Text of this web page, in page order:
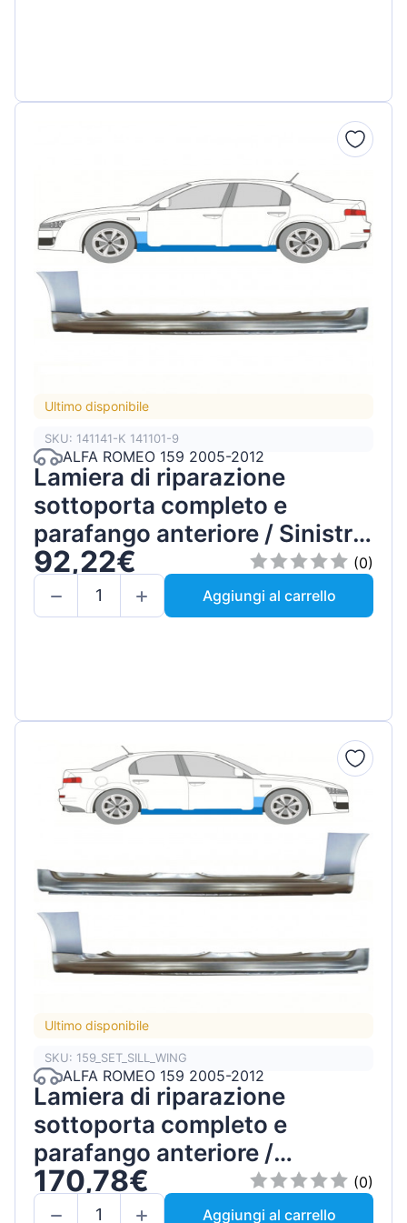
Ultimo disponibile
SKU: 141141-K 141101-9
ALFA ROMEO 159 2005-2012
Lamiera di riparazione
sottoporta completo e
parafango anteriore / Sinistra
/ Set
92,22€
(0)
Aggiungi al carrello
Ultimo disponibile
SKU: 159_SET_SILL_WING
ALFA ROMEO 159 2005-2012
Lamiera di riparazione
sottoporta completo e
parafango anteriore /
Sinistra+Destra / Set
170,78€
(0)
Aggiungi al carrello